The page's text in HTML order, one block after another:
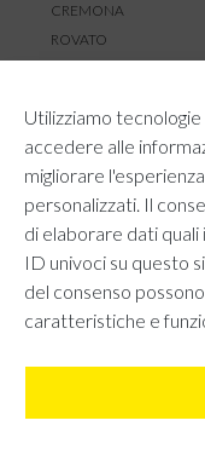
Utilizziamo
accedere alle
migliorare
personalizzati. Il
di elaborare dati
ID univoci su questo
del consenso
caratteristiche e
CREMONA
ROVATO
RESI E RIMBORSI
REGOLAMENTO
CONTATTACI
PRIVACY